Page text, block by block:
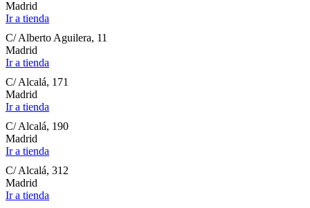
Madrid
Ir a tienda
C/ Alberto Aguilera, 11
Madrid
Ir a tienda
C/ Alcalá, 171
Madrid
Ir a tienda
C/ Alcalá, 190
Madrid
Ir a tienda
C/ Alcalá, 312
Madrid
Ir a tienda